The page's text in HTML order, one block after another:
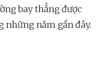
bay thẳng được
những năm gần đây.